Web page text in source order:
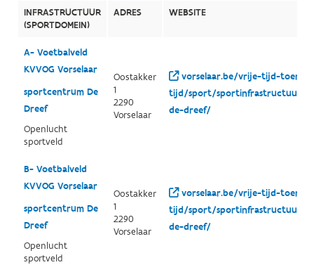
INFRASTRUCTUUR
(SPORTDOMEIN)
ADRES WEBSITE
A- Voetbalveld
KVVOG Vorselaar
sportcentrum De
Dreef
Openlucht
sportveld
Oostakker
1
2290
Vorselaar
vorselaar.be/vrije-tijd-
tijd/sport/sportinfrastructuur/
de-dreef/
B- Voetbalveld
KVVOG Vorselaar
sportcentrum De
Dreef
Openlucht
sportveld
Oostakker
1
2290
Vorselaar
vorselaar.be/vrije-tijd-
tijd/sport/sportinfrastructuur/
de-dreef/